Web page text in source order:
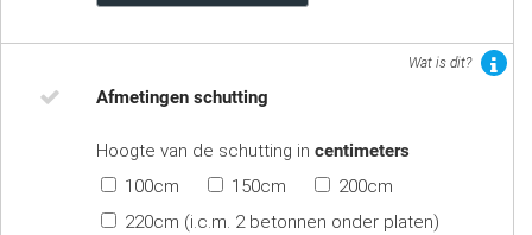
Wat is dit?
Afmetingen schutting
Hoogte van de schutting in centimeters
100cm
150cm
200cm
220cm (i.c.m. 2 betonnen onder platen)